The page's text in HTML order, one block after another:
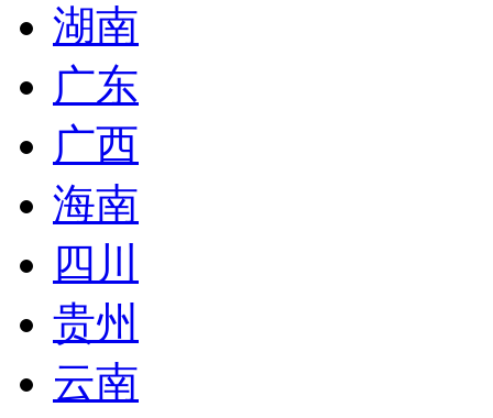
湖南
广东
广西
海南
四川
贵州
云南